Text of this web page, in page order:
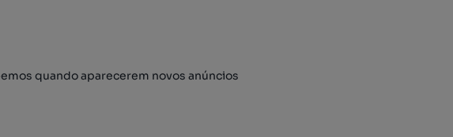
quando aparecerem novos anúncios